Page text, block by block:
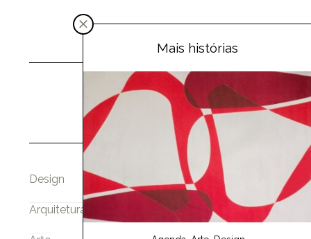
Design
Arquitetura
Mais histórias